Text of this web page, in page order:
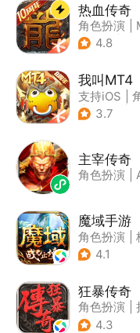
热血传奇
角色扮演
| 传奇
4.8
我叫MT4
支持iOS
| ARPG
3.7
主宰传奇
角色扮演
魔域手游
角色扮演
| 魔域
4.1
狂暴传奇
角色扮演
| 怀旧
4.3